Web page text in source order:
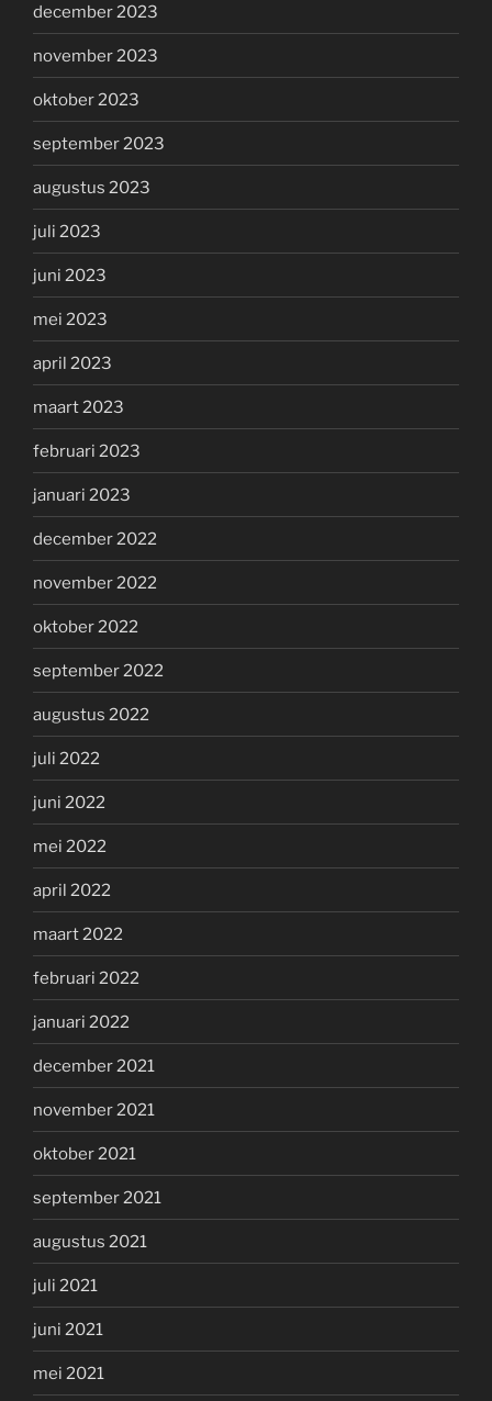
december 2023
november 2023
oktober 2023
september 2023
augustus 2023
juli 2023
juni 2023
mei 2023
april 2023
maart 2023
februari 2023
januari 2023
december 2022
november 2022
oktober 2022
september 2022
augustus 2022
juli 2022
juni 2022
mei 2022
april 2022
maart 2022
februari 2022
januari 2022
december 2021
november 2021
oktober 2021
september 2021
augustus 2021
juli 2021
juni 2021
mei 2021